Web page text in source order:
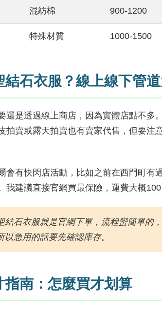
混紡棉 900-1200
特殊材質 1000-1500
結石衣服？線上線下管
還是透過線上商店，因為實體店點不多
拍賣或露天拍賣也有賣家代售，但要注
會有快閃店活動，比如之前在西門町有
我建議直接官網買最保險，運費大概100
結石衣服就是官網下單，流程蠻簡單的
以急用的話要先確認庫存。
指南：怎麼買才划算